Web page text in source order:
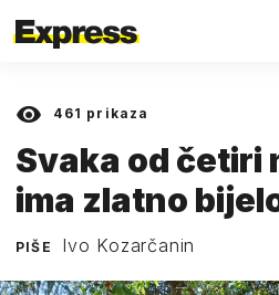
461 prikaza
Svaka od četiri
ima zlatno
PIŠE Ivo Kozarčanin